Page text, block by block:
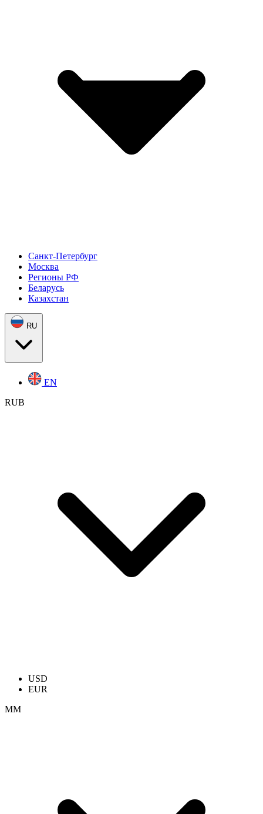
Санкт-Петербург
Москва
Регионы РФ
Беларусь
Казахстан
RU
EN
RUB
USD
EUR
ММ